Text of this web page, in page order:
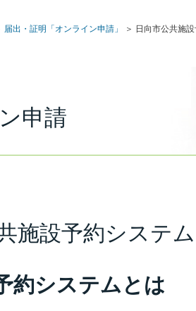
届出・証明「オンライン申請」 ＞ 日向市公共施
申請
施設予約システ
約システムとは